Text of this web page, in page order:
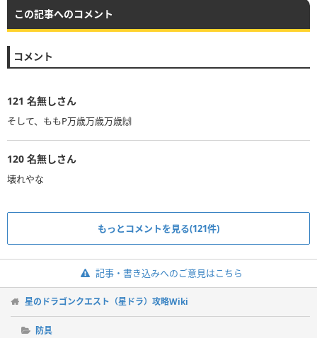
この記事へのコメント
コメント
121 名無しさん
そして、ももP万歳万歳万歳🙌
120 名無しさん
壊れやな
もっとコメントを見る(121件)
記事・書き込みへのご意見はこちら
星のドラゴンクエスト（星ドラ）攻略Wiki
防具